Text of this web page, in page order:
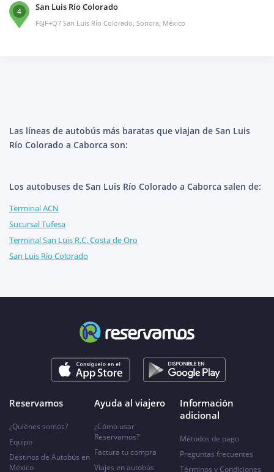
4 San Luis Río Colorado
F6JF+Q7 San Luis Río Colorado, Sonora, México
Las líneas de autobús más baratas que viajan de San Luis
Río Colorado a Caborca son:
Los autobuses de San Luis Río Colorado a Caborca salen de:
Terminal ACN
Sucursal Tufesa
Terminal San Luis R.C. Costa de Oro
San Luis Río Colorado
Reservamos
¿Quiénes somos?
Equipo
Destinos de Autobús en
México
Ayuda al viajero
¿Cómo usar
Reservamos?
Factura tu compra
Viajes en autobús
Información
adicional
Métodos de pago
Preguntas frecuentes
Términos y Condiciones